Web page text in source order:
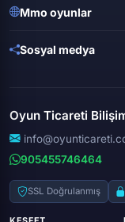
Mobile legends
Free fire
Minecraft
Gta online
Lost ark
World of warcraft
Zula
Mmo oyunlar
Wolfteam
Black desert online
Genshin ımpact
Sosyal medya
Discord
Youtube
Twitter (x)
Oyun Ticareti
905455746464
SSL Doğrulanmış